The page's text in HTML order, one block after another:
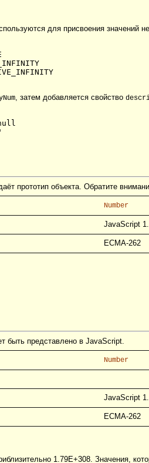
для присвоения значений
, затем добавляется свойство
прототип объекта. Обратите
Number
JavaScript
ECMA-262
быть представлено в JavaScript.
Number
JavaScript
ECMA-262
1.79E+308. Значения,